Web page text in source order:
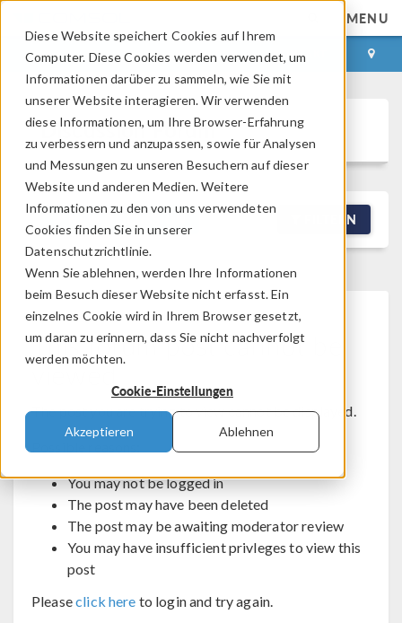
Diese Website speichert Cookies auf Ihrem
Computer. Diese Cookies werden verwendet, um
Informationen darüber zu sammeln, wie Sie mit
unserer Website interagieren. Wir verwenden
diese Informationen, um Ihre Browser-Erfahrung
zu verbessern und anzupassen, sowie für Analysen
und Messungen zu unseren Besuchern auf dieser
Website und anderen Medien. Weitere
Informationen zu den von uns verwendeten
Cookies finden Sie in unserer
Datenschutzrichtlinie.
Wenn Sie ablehnen, werden Ihre Informationen
beim Besuch dieser Website nicht erfasst. Ein
einzelnes Cookie wird in Ihrem Browser gesetzt,
um daran zu erinnern, dass Sie nicht nachverfolgt
werden möchten.
Cookie-Einstellungen
Akzeptieren Ablehnen
MENU
ANMELDEN KONTAKT
Discussion Forum
FILTERN
This forum post cannot be
viewed
The post you are trying to view cannot be displayed.
You may not be logged in
The post may have been deleted
The post may be awaiting moderator review
You may have insufficient privleges to view this
post
Pleaseclick here to login and try again.